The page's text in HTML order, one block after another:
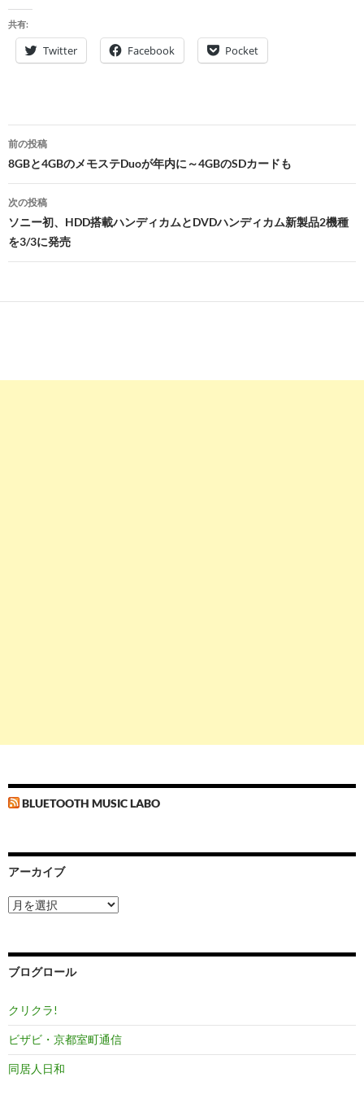
共有:
Twitter Facebook Pocket
投
稿
ナ
ビ
ゲ
シ
前の投稿
8GBと4GBのメモステDuoが年内に～4GBのSDカードも
次の投稿
ソニー初、HDD搭載ハンディカムとDVDハンディカム新製品2機種
を3/3に発売
BLUETOOTH MUSIC LABO
アーカイブ
ア
ー
ブ
ブログロール
クリクラ!
ビザビ・京都室町通信
同居人日和